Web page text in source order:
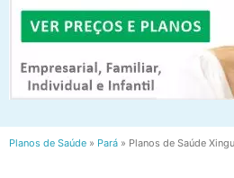
Planos de Saúde » Pará » Planos de Saúde